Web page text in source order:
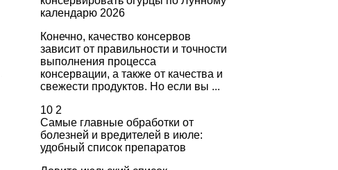
календарю 2026
Конечно, качество консервов
зависит от правильности и точности
выполнения процесса
консервации, а также от качества и
свежести продуктов. Но если вы ...
10 2
Самые главные обработки от
болезней и вредителей в июле:
удобный список препаратов